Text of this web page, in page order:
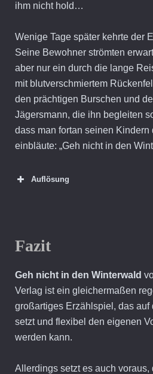
ihm nicht hold…
Wenige Tage später kehrte der
Seine Bewohner strömten
aber nur ein durch die lange
mit blutverschmiertem
den prächtigen Burschen und
Jägersmann, die ihn begleiten
dass man fortan seinen Kindern
einbläute: „Geh nicht in den
Auflösung
Fazit
Geh nicht in den Winterwald
Verlag ist ein gleichermaßen
großartiges Erzählspiel, das auf
setzt und flexibel den eigenen
werden kann.
Allerdings setzt es auch